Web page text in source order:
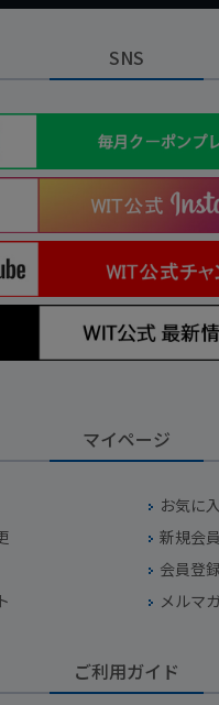
SNS
マイページ
お気に
新規会
会員登
メルマ
ご利用ガイド